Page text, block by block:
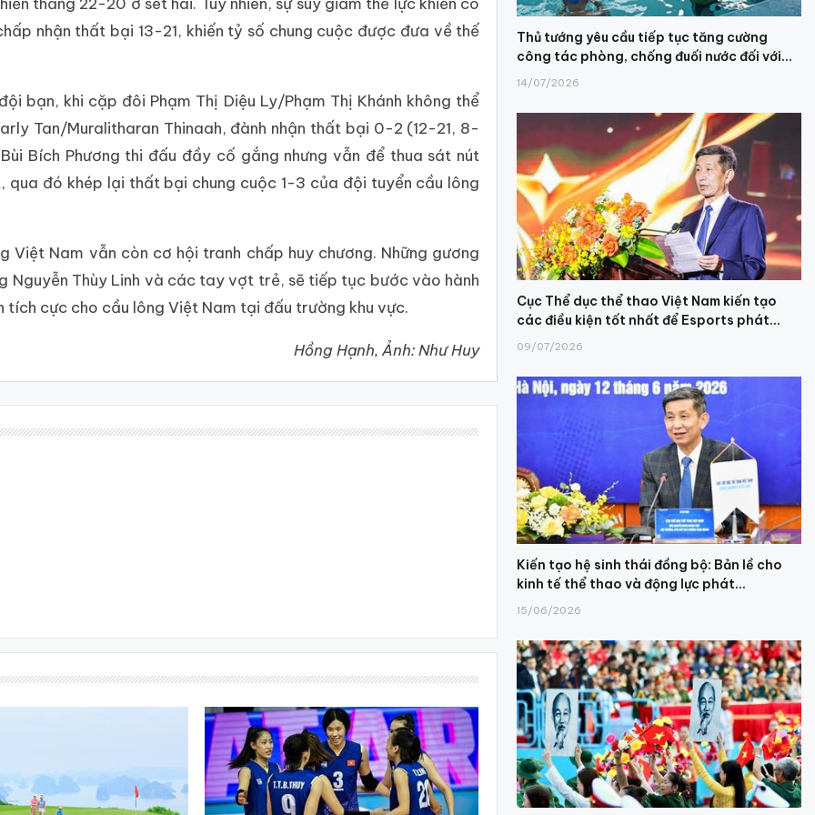
nhận thất bại 13-21, khiến tỷ số chung cuộc được đưa về thế
bạn, khi cặp đôi Phạm Thị Diệu Ly/Phạm Thị Khánh không thể
Tan/Muralitharan Thinaah, đành nhận thất bại 0-2 (12-21, 8-
Bích Phương thi đấu đầy cố gắng nhưng vẫn để thua sát nút
qua đó khép lại thất bại chung cuộc 1-3 của đội tuyển cầu lông
Việt Nam vẫn còn cơ hội tranh chấp huy chương. Những gương
Nguyễn Thùy Linh và các tay vợt trẻ, sẽ tiếp tục bước vào hành
tích cực cho cầu lông Việt Nam tại đấu trường khu vực.
Hồng Hạnh, Ảnh: Như Huy
Thủ tướng yêu cầu tiếp tục tăng cường
công tác phòng, chống đuối nước đối với...
14/07/2026
Cục Thể dục thể thao Việt Nam kiến tạo
các điều kiện tốt nhất để Esports phát...
09/07/2026
Kiến tạo hệ sinh thái đồng bộ: Bản lề cho
kinh tế thể thao và động lực phát...
15/06/2026